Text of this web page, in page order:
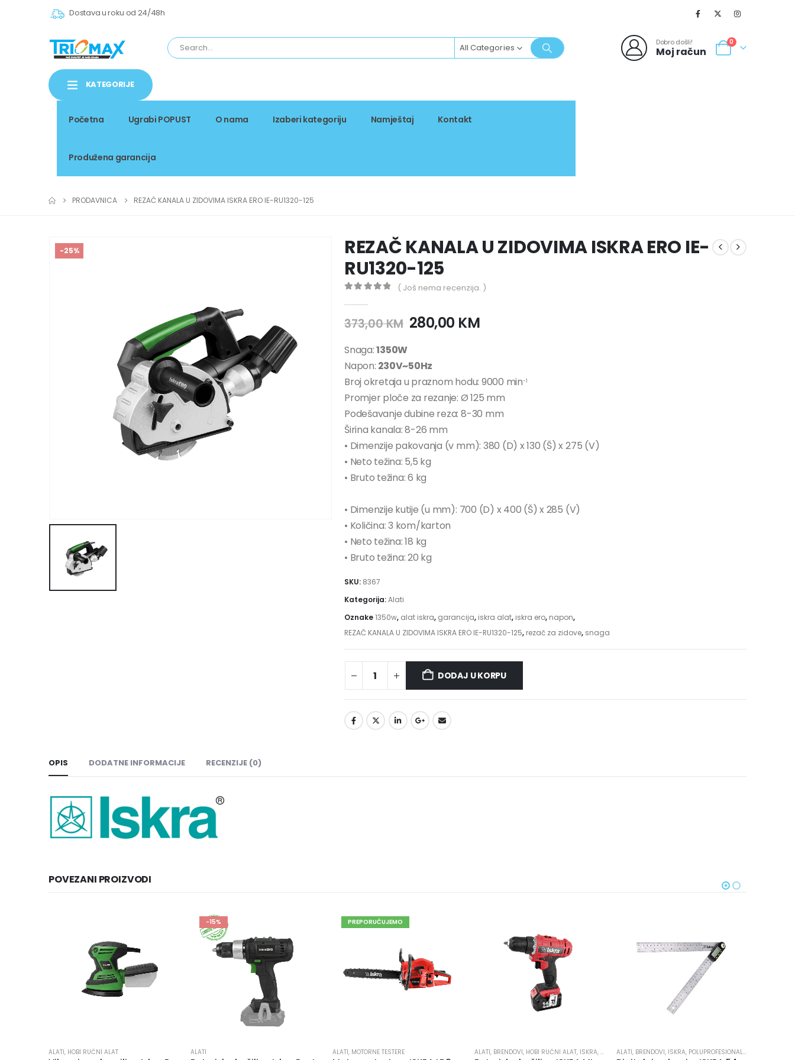
Dostava u roku od 24/48h
All Categories Dobro došli!
Moj račun
0
KATEGORIJE
Početna Ugrabi POPUST O nama Izaberi kategoriju Namještaj Kontakt
Produžena garancija
PRODAVNICA REZAČ KANALA U ZIDOVIMA ISKRA ERO IE-RU1320-125
-25%
REZAČ KANALA U ZIDOVIMA ISKRA ERO IE-
RU1320-125
( Još nema recenzija. )
373,00KM 280,00 KM
Snaga:1350W
Napon: 230V~50Hz
Broj okretaja u praznom hodu: 9000 min-1
Promjer ploče za rezanje: Ø 125 mm
Podešavanje dubine reza: 8-30 mm
Širina kanala: 8-26 mm
• Dimenzije pakovanja (v mm): 380 (D) x 130 (Š) x 275 (V)
• Neto težina: 5,5 kg
• Bruto težina: 6 kg
• Dimenzije kutije (u mm): 700 (D) x 400 (Š) x 285 (V)
• Količina: 3 kom/karton
• Neto težina: 18 kg
• Bruto težina: 20 kg
SKU: 8367
Kategorija:Alati
Oznake1350w, alat iskra, garancija, iskra alat, iskra ero, napon,
REZAČ KANALA U ZIDOVIMA ISKRA ERO IE-RU1320-125, rezač za zidove, snaga
DODAJ U KORPU
OPIS DODATNE INFORMACIJE RECENZIJE (0)
POVEZANI PROIZVODI
ALATI, HOBI RUČNI ALAT
-15%
ALATI
PREPORUČUJEMO
ALATI, MOTORNE TESTERE ALATI, BRENDOVI, HOBI RUČNI ALAT, ISKRA, POLUPROFESIONALNI ALAT
ALATI, BRENDOVI, ISKRA, POLUPROFESIONALNI ALAT